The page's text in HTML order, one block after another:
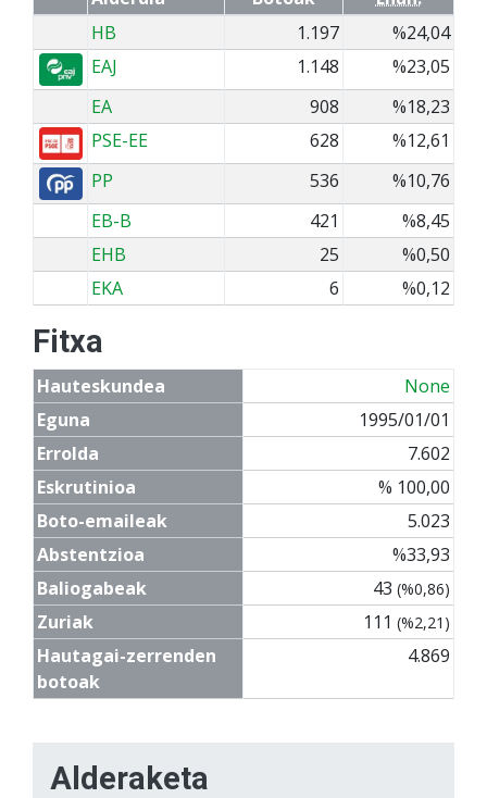
HB
1.197
%24,04
EAJ
1.148
%23,05
EA
908
%18,23
PSE-EE
628
%12,61
PP
536
%10,76
EB-B
421
%8,45
EHB
25
%0,50
EKA
6 %0,12
Fitxa
Hauteskundea
None
Eguna
1995/01/01
Errolda
7.602
Eskrutinioa
% 100,00
Boto-emaileak
5.023
Abstentzioa
%33,93
Baliogabeak
43 (%0,86)
Zuriak 111 (%2,21)
Hautagai-zerrenden
botoak
4.869
Alderaketa